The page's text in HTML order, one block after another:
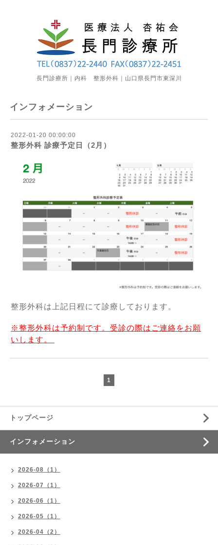
長門診療所｜内科 整形外科｜山口県長門市東深川
インフォメーション
2022-01-20 00:00:00
整形外科 診療予定日（2月）
整形外科は上記日程にて診療しております。
※整形外科は予約制です。受診の際はご連絡をお願
いします。
1
トップページ
インフォメーション
2026-08（1）
2026-07（1）
2026-06（1）
2026-05（1）
2026-04（2）